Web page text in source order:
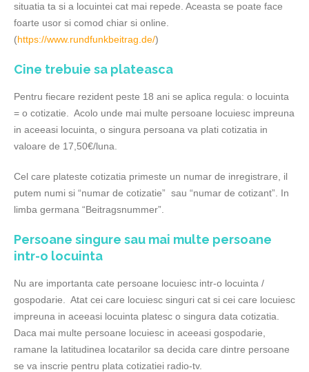
situatia ta si a locuintei cat mai repede. Aceasta se poate face
foarte usor si comod chiar si online.
(https://www.rundfunkbeitrag.de/)
Cine trebuie sa plateasca
Pentru fiecare rezident peste 18 ani se aplica regula: o locuinta
= o cotizatie. Acolo unde mai multe persoane locuiesc impreuna
in aceeasi locuinta, o singura persoana va plati cotizatia in
valoare de 17,50€/luna.
Cel care plateste cotizatia primeste un numar de inregistrare, il
putem numi si “numar de cotizatie” sau “numar de cotizant”. In
limba germana “Beitragsnummer”.
Persoane singure sau mai multe persoane
intr-o locuinta
Nu are importanta cate persoane locuiesc intr-o locuinta /
gospodarie. Atat cei care locuiesc singuri cat si cei care locuiesc
impreuna in aceeasi locuinta platesc o singura data cotizatia.
Daca mai multe persoane locuiesc in aceeasi gospodarie,
ramane la latitudinea locatarilor sa decida care dintre persoane
se va inscrie pentru plata cotizatiei radio-tv.